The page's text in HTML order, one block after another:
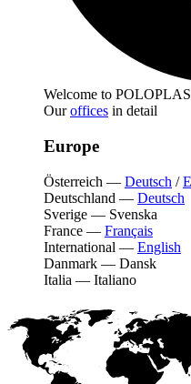
Welcome to
Ouroffices in detail
Europe
Österreich — Deutsch /
Deutschland — Deutsch
Sverige — Svenska
France — Français
International — English
Danmark — Dansk
Italia — Italiano